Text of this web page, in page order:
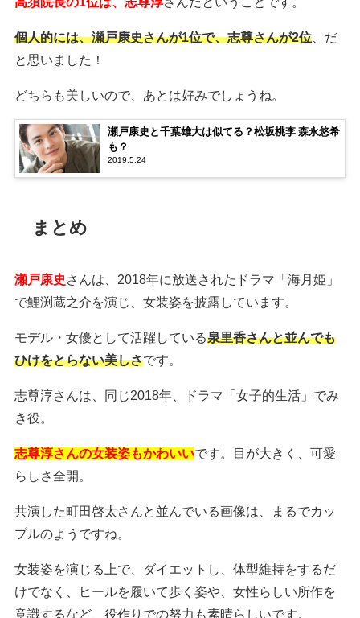
個人的には、瀬戸康史さんが1位で、志尊さんが2位 、だ
と思いました！
どちらも美しいので、あとは好みでしょうね。
瀬戸康史と千葉雄大は似てる？松坂桃李 森永悠希
も？
2019.5.24
まとめ
瀬戸康史 さんは、2018年に放送されたドラマ「海月姫」
で鯉渕蔵之介を演じ、女装姿を披露しています。
モデル・女優として活躍している泉里香さんと並んでも
ひけをとらない美しさです。
志尊淳さんは、同じ2018年、ドラマ「女子的生活」でみ
き役。
志尊淳さんの女装姿もかわいいです。目が大きく、可愛
らしさ全開。
共演した町田啓太さんと並んでいる画像は、まるでカッ
プルのようですね。
女装姿を演じる上で、ダイエットし、体型維持をするだ
けでなく、ヒールを履いて歩く姿や、女性らしい所作を
意識するなど、役作りでの努力も素晴らしいです。